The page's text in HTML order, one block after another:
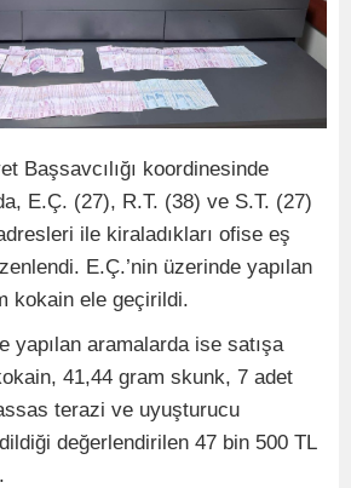
Başsavcılığı koordinesinde
E.Ç. (27), R.T. (38) ve S.T. (27)
ile kiraladıkları ofise eş
E.Ç.’nin üzerinde yapılan
kokain ele geçirildi.
yapılan aramalarda ise satışa
41,44 gram skunk, 7 adet
terazi ve uyuşturucu
değerlendirilen 47 bin 500 TL